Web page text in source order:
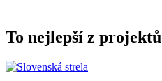
To nejlepší z projektů